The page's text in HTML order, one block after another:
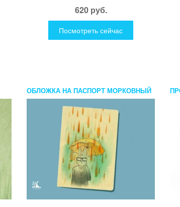
620 руб.
Посмотреть сейчас
ОБЛОЖКА НА ПАСПОРТ МОРКОВНЫЙ
ДОЖДЬ